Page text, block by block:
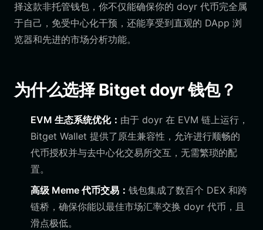
择这款非托管钱包，你不仅能确保你的 doyr 代币完全属
于自己，免受中心化干预，还能享受到直观的 DApp 浏
览器和先进的市场分析功能。
为什么选择 Bitget doyr 钱包？
EVM 生态系统优化： 由于 doyr 在 EVM 链上运行，
Bitget Wallet 提供了原生兼容性，允许进行顺畅的
代币授权并与去中心化交易所交互，无需繁琐的配
置。
高级 Meme 代币交易： 钱包集成了数百个 DEX 和跨
链桥，确保你能以最佳市场汇率交换 doyr 代币，且
滑点极低。